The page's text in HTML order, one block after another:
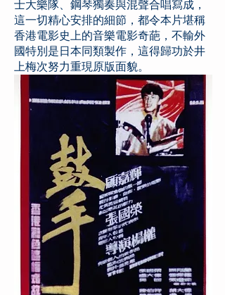
士大樂隊、鋼琴獨奏與混聲合唱寫成，
這一切精心安排的細節，都令本片堪稱
香港電影史上的音樂電影奇葩，不輸外
國特別是日本同類製作，這得歸功於井
上梅次努力重現原版面貌。